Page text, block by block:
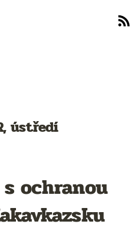
ústředí
ochranou